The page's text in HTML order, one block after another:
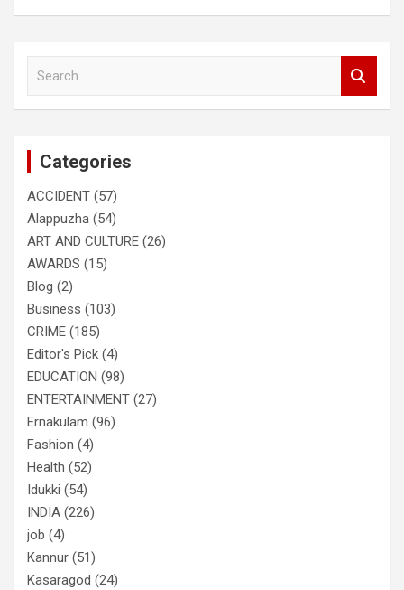
Categories
ACCIDENT (57)
Alappuzha (54)
ART AND CULTURE (26)
AWARDS (15)
Blog (2)
Business (103)
CRIME (185)
Editor's Pick (4)
EDUCATION (98)
ENTERTAINMENT (27)
Ernakulam (96)
Fashion (4)
Health (52)
Idukki (54)
INDIA (226)
job (4)
Kannur (51)
Kasaragod (24)